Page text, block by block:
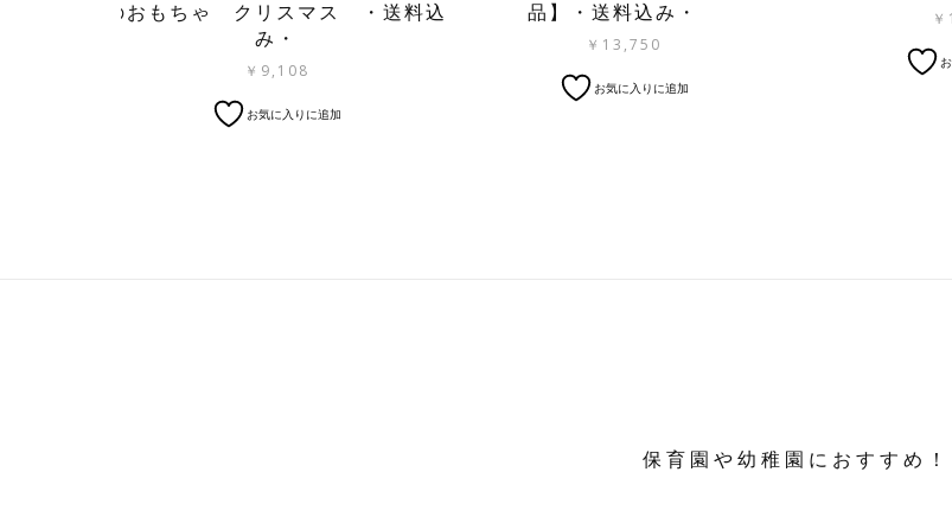
のおもちゃ クリスマス ・送料込
み・
￥ 9,108
お気に入りに追加
品】・送料込み・
￥ 13,750
お気に入りに追加
￥
保育園や幼稚園におすすめ！